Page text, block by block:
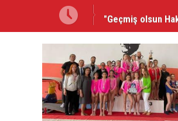
"Geçmiş olsun